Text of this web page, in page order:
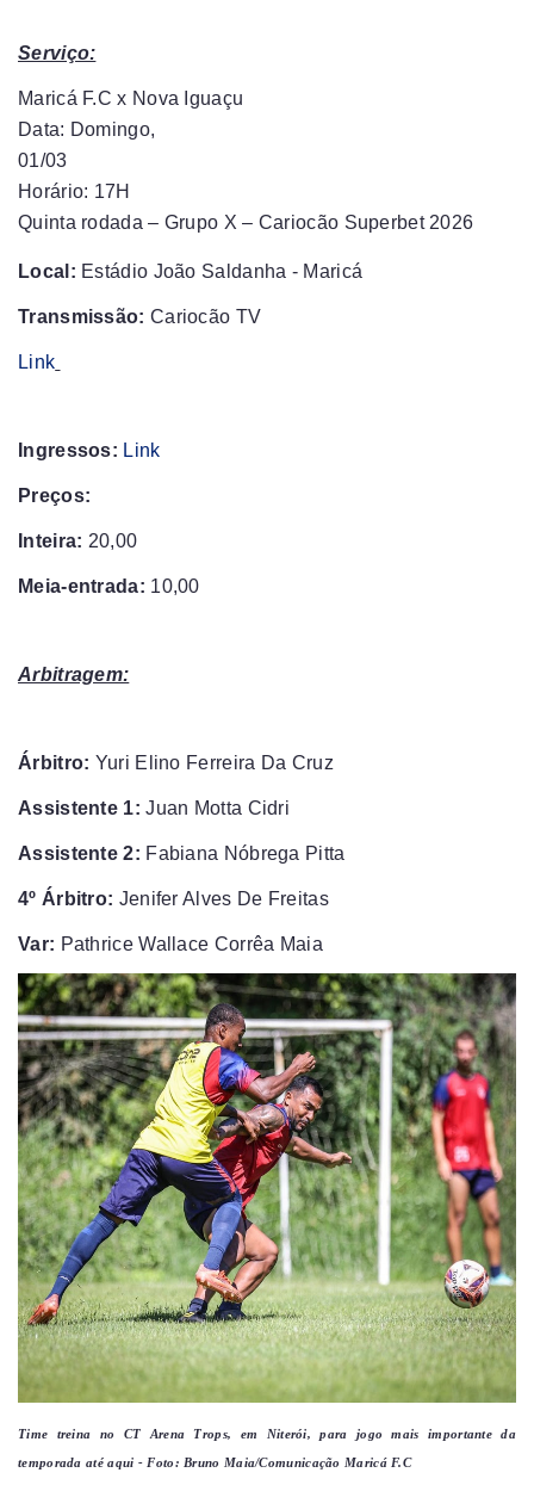
Serviço:
Maricá F.C x Nova Iguaçu
Data: Domingo,
01/03
Horário: 17H
Quinta rodada – Grupo X – Cariocão Superbet 2026
Local: Estádio João Saldanha - Maricá
Transmissão: Cariocão TV
Link
Ingressos: Link
Preços:
Inteira: 20,00
Meia-entrada: 10,00
Arbitragem:
Árbitro: Yuri Elino Ferreira Da Cruz
Assistente 1:Juan Motta Cidri
Assistente 2: Fabiana Nóbrega Pitta
4º Árbitro: Jenifer Alves De Freitas
Var: Pathrice Wallace Corrêa Maia
Time treina no CT Arena Trops, em Niterói, para jogo mais importante da
temporada até aqui - Foto: Bruno Maia/Comunicação Maricá F.C